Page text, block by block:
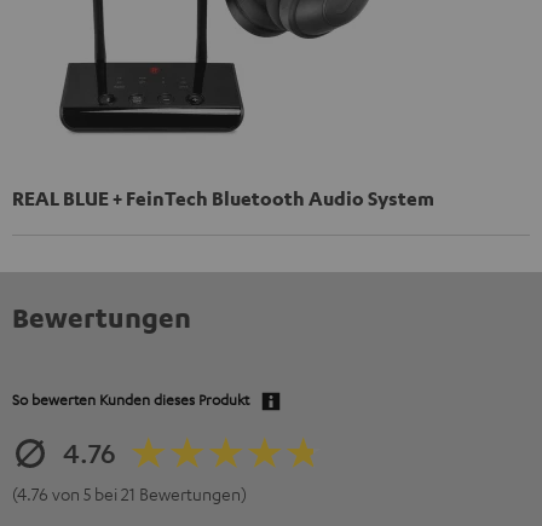
REAL BLUE + FeinTech Bluetooth Audio System
Bewertungen
So bewerten Kunden dieses Produkt
4.76
(4.76 von 5 bei 21 Bewertungen)